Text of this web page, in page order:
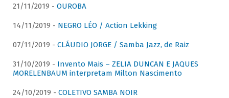
21/11/2019 - OUROBA
14/11/2019 - NEGRO LÉO / Action Lekking
07/11/2019 - CLÁUDIO JORGE / Samba Jazz, de Raiz
31/10/2019 - Invento Mais – ZELIA DUNCAN E JAQUES
MORELENBAUM interpretam Milton Nascimento
24/10/2019 - COLETIVO SAMBA NOIR